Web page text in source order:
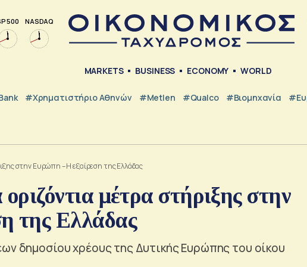
500 NASDAQ
MARKETS BUSINESS ECONOMY WORLD
#Χρηματιστήριο Αθηνών #metlen #Qualco #Βιομηχανία
στην Ευρώπη – Η εξαίρεση της Ελλάδας
μέτρα στήριξης στην
της Ελλάδας
δημοσίου χρέους της Δυτικής Ευρώπης του οίκου